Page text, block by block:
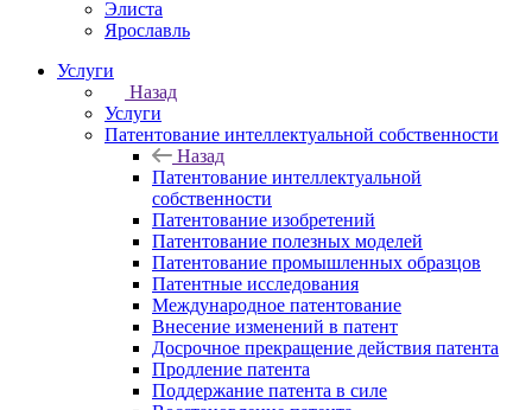
Элиста
Ярославль
Услуги
Назад
Услуги
Патентование интеллектуальной собственности
Назад
Патентование интеллектуальной
собственности
Патентование изобретений
Патентование полезных моделей
Патентование промышленных образцов
Патентные исследования
Международное патентование
Внесение изменений в патент
Досрочное прекращение действия патента
Продление патента
Поддержание патента в силе